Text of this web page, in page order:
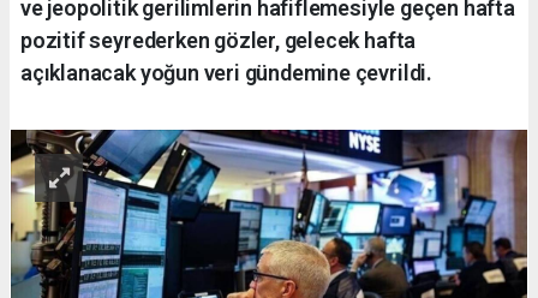
ve jeopolitik gerilimlerin hafiflemesiyle geçen hafta
pozitif seyrederken gözler, gelecek hafta
açıklanacak yoğun veri gündemine çevrildi.